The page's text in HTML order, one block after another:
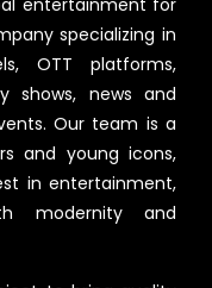
entertainment for
specializing in
OTT platforms,
shows, news and
Our team is a
and young icons,
in entertainment,
modernity and